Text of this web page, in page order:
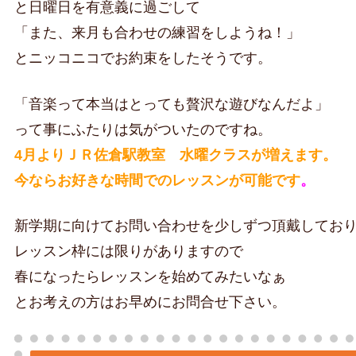
と日曜日を有意義に過ごして
「また、来月も合わせの練習をしようね！」
とニッコニコでお約束をしたそうです。
「音楽って本当はとっても贅沢な遊びなんだよ」
って事にふたりは気がついたのですね。
4月よりＪＲ佐倉駅教室 水曜クラスが増えます。
今ならお好きな時間でのレッスンが可能です。
新学期に向けてお問い合わせを少しずつ頂戴してお
レッスン枠には限りがありますので
春になったらレッスンを始めてみたいなぁ
とお考えの方はお早めにお問合せ下さい。